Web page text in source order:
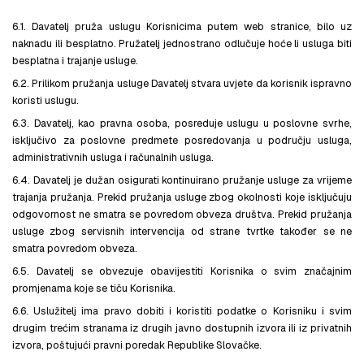
6.1. Davatelj pruža uslugu Korisnicima putem web stranice, bilo uz
naknadu ili besplatno. Pružatelj jednostrano odlučuje hoće li usluga biti
besplatna i trajanje usluge.
6.2. Prilikom pružanja usluge Davatelj stvara uvjete da korisnik ispravno
koristi uslugu.
6.3. Davatelj, kao pravna osoba, posreduje uslugu u poslovne svrhe,
isključivo za poslovne predmete posredovanja u području usluga,
administrativnih usluga i računalnih usluga.
6.4. Davatelj je dužan osigurati kontinuirano pružanje usluge za vrijeme
trajanja pružanja. Prekid pružanja usluge zbog okolnosti koje isključuju
odgovornost ne smatra se povredom obveza društva. Prekid pružanja
usluge zbog servisnih intervencija od strane tvrtke također se ne
smatra povredom obveza.
6.5. Davatelj se obvezuje obavijestiti Korisnika o svim značajnim
promjenama koje se tiču Korisnika.
6.6. Uslužitelj ima pravo dobiti i koristiti podatke o Korisniku i svim
drugim trećim stranama iz drugih javno dostupnih izvora ili iz privatnih
izvora, poštujući pravni poredak Republike Slovačke.